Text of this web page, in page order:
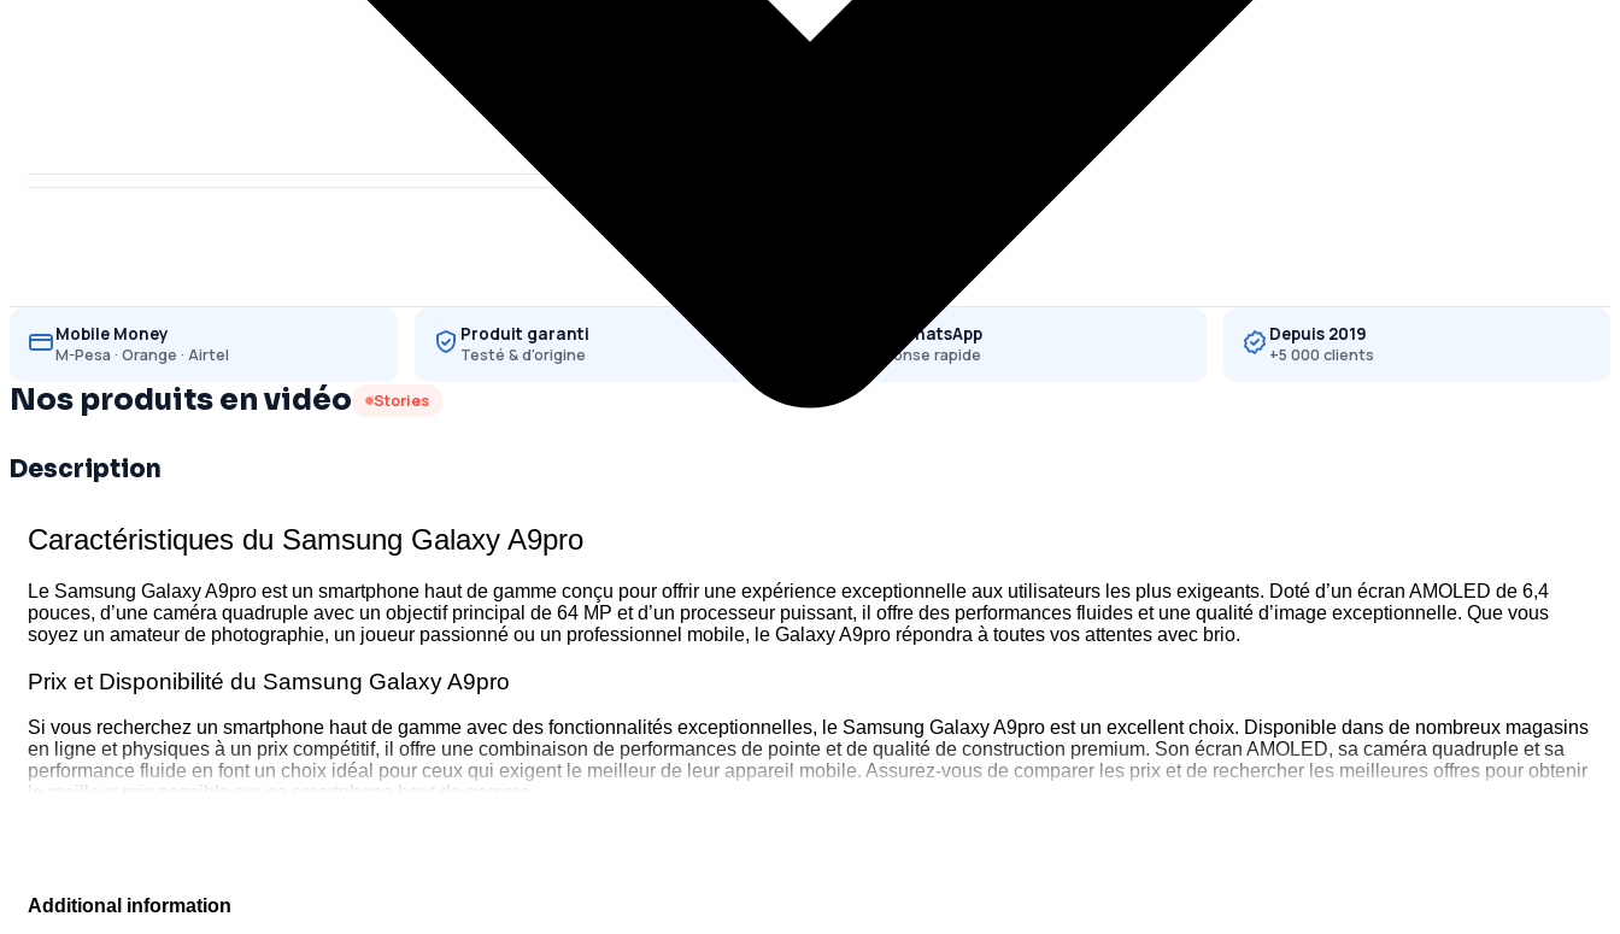
Mobile Money
M-Pesa · Orange · Airtel
Produit garanti
Testé & d'origine
SAV WhatsApp
Réponse rapide
Depuis 2019
+5 000 clients
Nos produits en vidéo Stories
Description
Caractéristiques du Samsung Galaxy A9pro
Le Samsung Galaxy A9pro est un smartphone haut de gamme conçu pour offrir une expérience exceptionnelle aux utilisateurs les plus exigeants. Doté d’un écran AMOLED de 6,4
pouces, d’une caméra quadruple avec un objectif principal de 64 MP et d’un processeur puissant, il offre des performances fluides et une qualité d’image exceptionnelle. Que vous
soyez un amateur de photographie, un joueur passionné ou un professionnel mobile, le Galaxy A9pro répondra à toutes vos attentes avec brio.
Prix et Disponibilité du Samsung Galaxy A9pro
Si vous recherchez un smartphone haut de gamme avec des fonctionnalités exceptionnelles, le Samsung Galaxy A9pro est un excellent choix. Disponible dans de nombreux magasins
en ligne et physiques à un prix compétitif, il offre une combinaison de performances de pointe et de qualité de construction premium. Son écran AMOLED, sa caméra quadruple et sa
performance fluide en font un choix idéal pour ceux qui exigent le meilleur de leur appareil mobile. Assurez-vous de comparer les prix et de rechercher les meilleures offres pour obtenir
le meilleur prix possible sur ce smartphone haut de gamme.
Additional information